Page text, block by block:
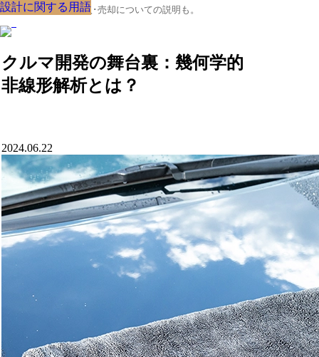
クルマの大辞典、購入･売却についての説明も。
クルマ開発の舞台裏：幾何学的
非線形解析とは？
設計に関する用語
2024.06.22
設計に関する用語
設計に関する用語
設計に関する用語
設計に関する用語
設計に関する用語
設計に関する用語
設計に関する用語
設計に関する用語